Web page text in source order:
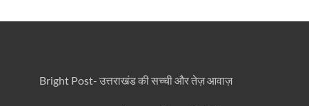
Bright Post- उत्तराखंड की सच्ची और तेज़ आवाज़